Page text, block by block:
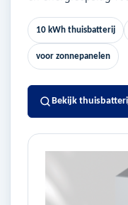
10 kWh thuisbatterij
voor zonnepanelen
Bekijk